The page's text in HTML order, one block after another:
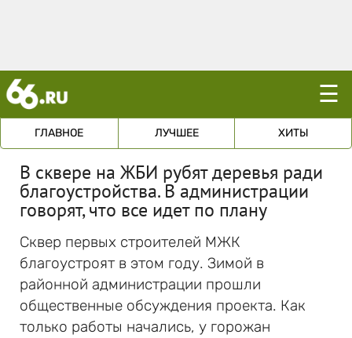
☰
ГЛАВНОЕ ЛУЧШЕЕ ХИТЫ
В сквере на ЖБИ рубят деревья ради
благоустройства. В администрации
говорят, что все идет по плану
Сквер первых строителей МЖК
благоустроят в этом году. Зимой в
районной администрации прошли
общественные обсуждения проекта. Как
только работы начались, у горожан